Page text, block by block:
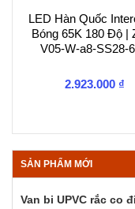
LED Hàn Quốc
Bóng 65K 180 Độ |
V05-W-a8-SS28-
2.923.000 ₫
SẢN PHẨM MỚI
Van bi UPVC rắc co